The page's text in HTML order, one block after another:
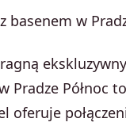
basenem w
Pradze Północ
oferuje